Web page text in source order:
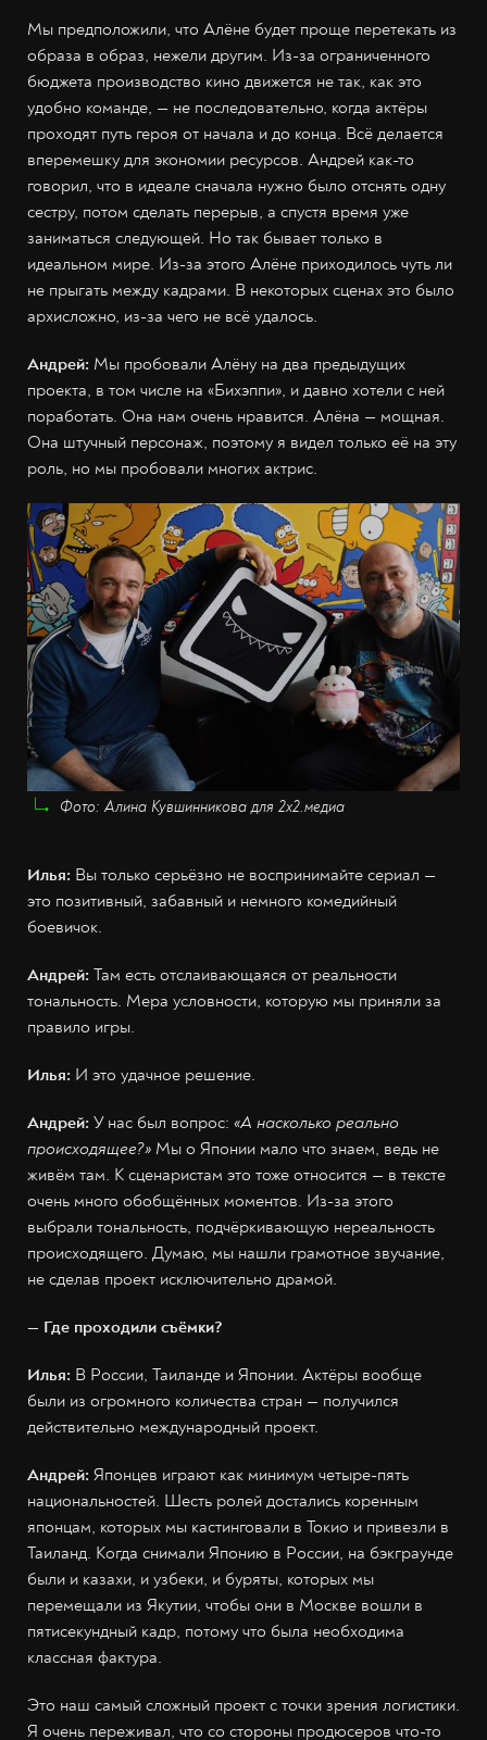
Мы предположили, что Алёне будет проще перетекать из
образа в образ, нежели другим. Из-за ограниченного
бюджета производство кино движется не так, как это
удобно команде, — не последовательно, когда актёры
проходят путь героя от начала и до конца. Всё делается
вперемешку для экономии ресурсов. Андрей как-то
говорил, что в идеале сначала нужно было отснять одну
сестру, потом сделать перерыв, а спустя время уже
заниматься следующей. Но так бывает только в
идеальном мире. Из-за этого Алёне приходилось чуть ли
не прыгать между кадрами. В некоторых сценах это было
архисложно, из-за чего не всё удалось.
Андрей: Мы пробовали Алёну на два предыдущих
проекта, в том числе на «Бихэппи», и давно хотели с ней
поработать. Она нам очень нравится. Алёна — мощная.
Она штучный персонаж, поэтому я видел только её на эту
роль, но мы пробовали многих актрис.
Фото: Алина Кувшинникова для 2х2.медиа
Илья: Вы только серьёзно не воспринимайте сериал —
это позитивный, забавный и немного комедийный
боевичок.
Андрей: Там есть отслаивающаяся от реальности
тональность. Мера условности, которую мы приняли за
правило игры.
Илья: И это удачное решение.
Андрей: У нас был вопрос: «А насколько реально
происходящее?» Мы о Японии мало что знаем, ведь не
живём там. К сценаристам это тоже относится — в тексте
очень много обобщённых моментов. Из-за этого
выбрали тональность, подчёркивающую нереальность
происходящего. Думаю, мы нашли грамотное звучание,
не сделав проект исключительно драмой.
— Где проходили съёмки?
Илья: В России, Таиланде и Японии. Актёры вообще
были из огромного количества стран — получился
действительно международный проект.
Андрей: Японцев играют как минимум четыре-пять
национальностей. Шесть ролей достались коренным
японцам, которых мы кастинговали в Токио и привезли в
Таиланд. Когда снимали Японию в России, на бэкграунде
были и казахи, и узбеки, и буряты, которых мы
перемещали из Якутии, чтобы они в Москве вошли в
пятисекундный кадр, потому что была необходима
классная фактура.
Это наш самый сложный проект с точки зрения логистики.
Я очень переживал, что со стороны продюсеров что-то